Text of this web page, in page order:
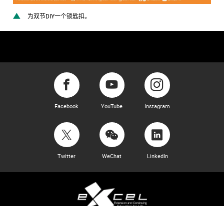
为双节DIY一个锁匙扣。
Facebook YouTube Instagram
Twitter WeChat LinkedIn